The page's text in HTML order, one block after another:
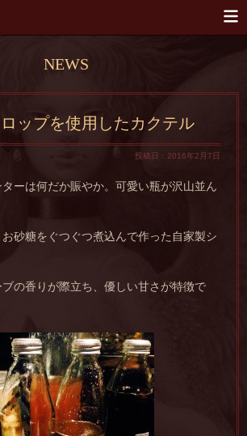
NEWS
ップを使用したカクテル
投稿日：2016年2月7日
ーは何だか賑やか。可愛い瓶が沢山並ん
砂糖をぐつぐつ煮込んで作った自家製シ
の香りが際立ち、優しい甘さが特徴で